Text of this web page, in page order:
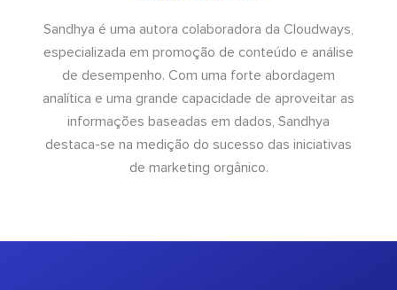
Sandhya é uma autora colaboradora da Cloudways,
especializada em promoção de conteúdo e análise
de desempenho. Com uma forte abordagem
analítica e uma grande capacidade de aproveitar as
informações baseadas em dados, Sandhya
destaca-se na medição do sucesso das iniciativas
de marketing orgânico.